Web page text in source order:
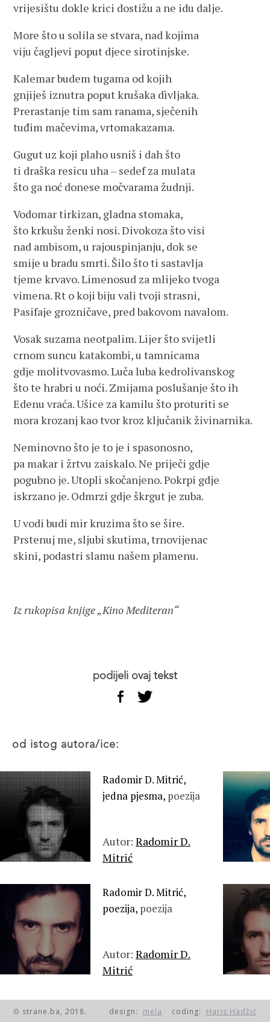
vrijesištu dokle krici dostižu a ne idu dalje.
More što u solila se stvara, nad kojima
viju čagljevi poput djece sirotinjske.
Kalemar budem tugama od kojih
gnjiješ iznutra poput krušaka dìvljaka.
Prerastanje tim sam ranama, sječenih
tuđim mačevima, vrtomakazama.
Gugut uz koji plaho usniš i dah što
ti draška resicu uha – sedef za mulata
što ga noć donese močvarama žudnji.
Vodomar tirkizan, gladna stomaka,
što krkušu ženki nosi. Divokoza što visi
nad ambisom, u rajouspinjanju, dok se
smije u bradu smrti. Šilo što ti sastavlja
tjeme krvavo. Limenosud za mlijeko tvoga
vimena. Rt o koji biju vali tvoji strasni,
Pasifaje grozničave, pred bakovom navalom.
Vosak suzama neotpalim. Lijer što svijetli
crnom suncu katakombi, u tamnicama
gdje molitvovasmo. Luča luba kedrolivanskog
što te hrabri u noći. Zmijama poslušanje što ih
Edenu vraća. Ušice za kamilu što proturiti se
mora krozanj kao tvor kroz ključanik živinarnika.
Neminovno što je to je i spasonosno,
pa makar i žrtvu zaiskalo. Ne priječi gdje
pogubno je. Utopli skočanjeno. Pokrpi gdje
iskrzano je. Odmrzi gdje škrgut je zuba.
U vodi budi mir kruzima što se šire.
Prstenuj me, sljubi skutima, trnovijenac
skini, podastri slamu našem plamenu.
Iz rukopisa knjige „Kino Mediteran“
podijeli ovaj tekst
od istog autora/ice:
Radomir D. Mitrić,
jedna pjesma, poezija
Autor: Radomir D.
Mitrić
Radomir D. Mitrić,
poezija, poezija
Autor: Radomir D.
Mitrić
© strane.ba, 2018. design: mela coding: Haris Hadžić